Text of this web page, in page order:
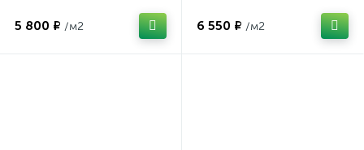
5 800 ₽ /м2 6 550 ₽ /м2